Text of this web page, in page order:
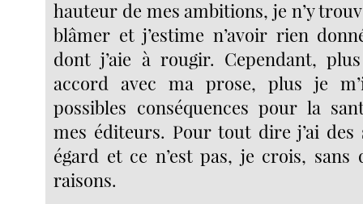
hauteur de mes ambitions, je n’y
blâmer et j’estime n’avoir rien
dont j’aie à rougir. Cependant,
accord avec ma prose, plus je
possibles conséquences pour la
mes éditeurs. Pour tout dire j’ai
égard et ce n’est pas, je crois, sans
raisons.